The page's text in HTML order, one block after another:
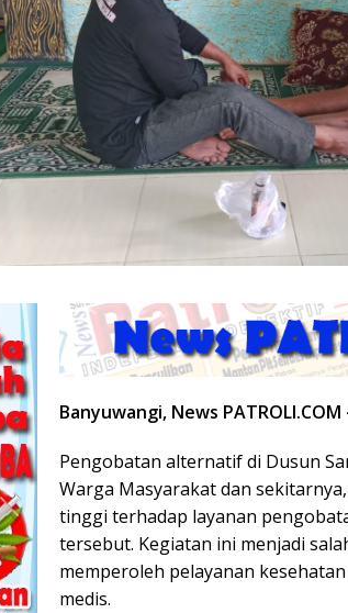
Banyuwangi, News PATROLI.COM
Pengobatan alternatif di Dusun
Warga Masyarakat dan
tinggi terhadap layanan
tersebut. Kegiatan ini menjadi
memperoleh pelayanan
medis.